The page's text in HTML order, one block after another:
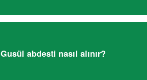
Gusül abdesti nasıl alınır?